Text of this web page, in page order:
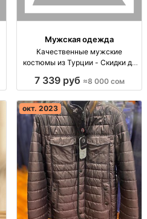
Мужская одежда
Качественные мужские
костюмы из Турции - Скидки до
костюмы из Турции, скидка 30%.
посадка! Дзвоните для заказа!
7 339 руб ≈8 000 сом
окт. 2023